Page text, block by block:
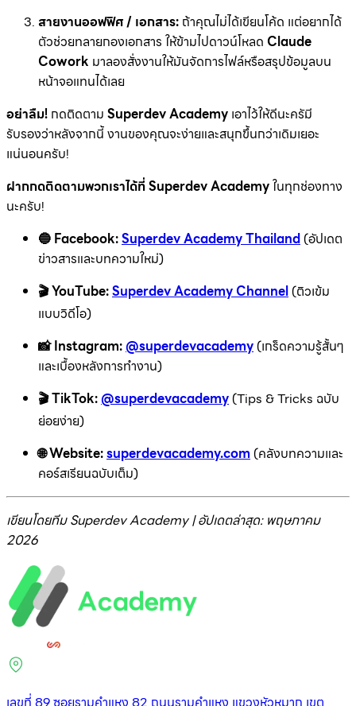
สายงานออฟฟิศ / เอกสาร: ถ้าคุณไม่ได้เขียนโค้ด แต่อยากได้
ตัวช่วยทลายกองเอกสาร ให้ข้ามไปดาวน์โหลด Claude
Cowork มาลองสั่งงานให้มันจัดการไฟล์หรือสรุปข้อมูลบน
หน้าจอแทนได้เลย
อย่าลืม! กดติดตาม Superdev Academy เอาไว้ให้ดีนะครัมี
รับรองว่าหลังจากนี้ งานของคุณจะง่ายและสนุกขึ้นกว่าเดิมเยอะ
แน่นอนครับ!
ฝากกดติดตามพวกเราได้ที่ Superdev Academyในทุกช่องทาง
นะครับ!
🔵 Facebook:Superdev Academy Thailand(อัปเดต
ข่าวสารและบทความใหม่)
🎬 YouTube:Superdev Academy Channel(ติวเข้ม
แบบวิดีโอ)
📸 Instagram: @superdevacademy(เกร็ดความรู้สั้นๆ
และเบื้องหลังการทำงาน)
🎬 TikTok: @superdevacademy(Tips & Tricks ฉบับ
ย่อยง่าย)
🌐 Website:superdevacademy.com (คลังบทความและ
คอร์สเรียนฉบับเต็ม)
เขียนโดยทีม Superdev Academy | อัปเดตล่าสุด: พฤษภาคม
2026